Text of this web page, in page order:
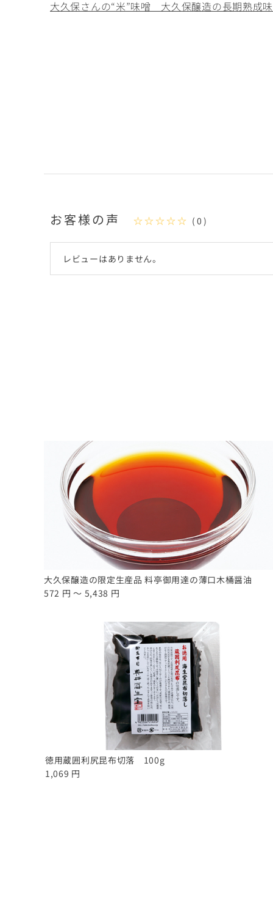
大久保さんの“米”味噌 大久保醸造の長期熟成
お客様の声 ☆☆☆☆☆ (0)
レビューはありません。
大久保醸造の限定生産品 料亭御用達の薄口木桶醤油
572 円 ～ 5,438 円
徳用蔵囲利尻昆布切落 100g
1,069 円